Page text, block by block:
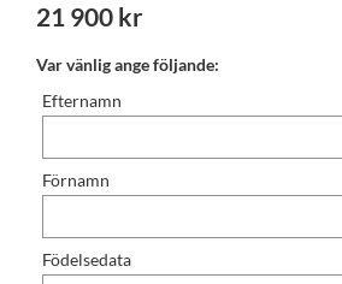
21 900 kr
Var vänlig ange följande:
Efternamn
Förnamn
Födelsedata